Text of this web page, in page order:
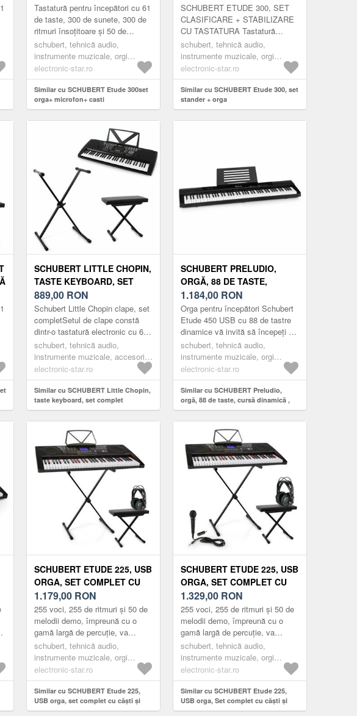
Tastatură pentru începători cu 61
de taste, 300 de sunete, 300 de
ritmuri însoțitoare și 50 de
melodii demo. Funcția chord,
funcția de înregistrare...
schubert, tehnică audio,
instrumente muzicale, orgi
electronice
electronic-star.ro
Similar cu SCHUBERT Etude 300set
orga+ microfon+ casti
SCHUBERT ETUDE 300, SET
CLASIFICARE + STABILIZARE
CU TASTATURA Tastatură
pentru începători cu 61 de taste,
300 de sunete, 300 de ritmuri
însoțitoar...
schubert, tehnică audio,
instrumente muzicale, orgi
electronice
electronic-star.ro
Similar cu SCHUBERT Etude 300, set
stander + orga
SCHUBERT LITTLE CHOPIN,
TASTE KEYBOARD, SET
COMPLET
889,00 RON
Schubert Little Chopin clape, set
completSetul de clape constă
dintr-o tastatură electronic cu 61
de clape, suport și scaun. Un kit
ideal pentru st...
schubert, tehnică audio,
instrumente muzicale, accesorii
pentru instrumente muzicale
electronic-star.ro
Similar cu SCHUBERT Little Chopin,
taste keyboard, set complet
SCHUBERT PRELUDIO,
ORGĂ, 88 DE TASTE,
CURSĂ DINAMICĂ , PEDALĂ
SUSTAIN, NEAGRĂ
1.184,00 RON
Orga pentru începători Schubert
Etude 450 USB cu 88 de tastre
dinamice vă invită să începeți o
călătorie în lumea magică a
tonurilor și îi încuraje...
schubert, tehnică audio,
instrumente muzicale, orgi
electronice
electronic-star.ro
Similar cu SCHUBERT Preludio,
orgă, 88 de taste, cursă dinamică ,
pedală sustain, neagră
SCHUBERT ETUDE 225, USB
ORGA, SET COMPLET CU
CĂȘTI ȘI STAND & SCAUN,
NEGRU
1.179,00 RON
255 voci, 255 de ritmuri și 50 de
melodii demo, împreună cu o
gamă largă de percuție, va
promoveaza propria creativitate.
În plus, are efecte regla...
schubert, tehnică audio,
instrumente muzicale, orgi
electronice
electronic-star.ro
Similar cu SCHUBERT Etude 225,
USB orga, set complet cu căști și
stand & scaun, negru
SCHUBERT ETUDE 225, USB
ORGA, SET COMPLET CU
CĂȘTI ȘI STAND & SCAUN,
NEGRU
1.329,00 RON
255 voci, 255 de ritmuri și 50 de
melodii demo, împreună cu o
gamă largă de percuție, va
promoveaza propria creativitate.
În plus, are efecte regla...
schubert, tehnică audio,
instrumente muzicale, orgi
electronice
electronic-star.ro
Similar cu SCHUBERT Etude 225,
USB orga, Set complet cu căști și
stand & scaun, negru